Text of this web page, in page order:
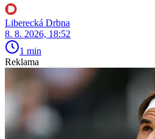
Liberecká Drbna
8. 8. 2026, 18:52
1 min
Reklama